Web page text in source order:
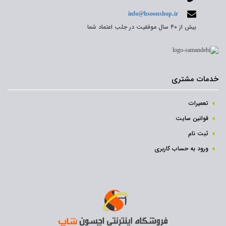
فیوزینگ پرینتر چیست؟
معمولاً افرادی که با دستگاه پرینتر کار می‌کنند با نام این
قطعه آشنایی دارند. فیوزینگ در فرآیند چاپ نقش مهم و
نقش فیوزینگ در فرآیند چاپ
info@hsoonshop.ir
بیش از ۴۰ سال موفقیت در جلب اعتماد شما
خدمات مشتری
تعمیرات
قوانین سایت
ثبت نام‌
ورود به حساب کاربری